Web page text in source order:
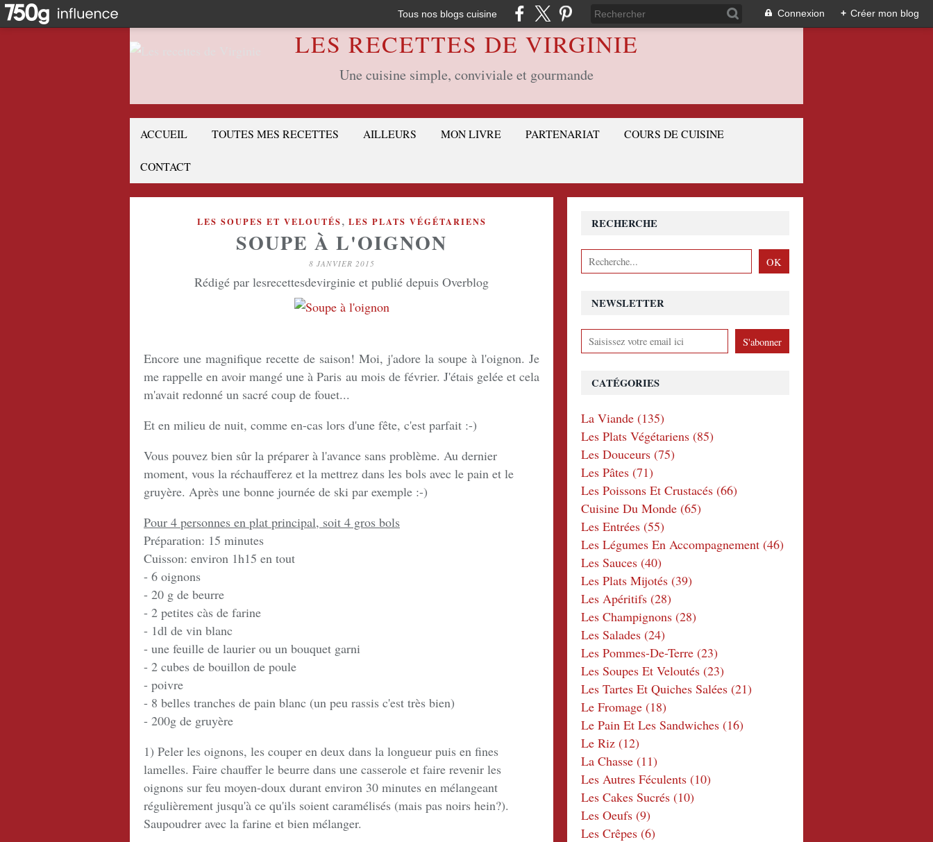
Tous nos blogs cuisine Connexion + Créer mon blog
LES RECETTES DE VIRGINIE
Une cuisine simple, conviviale et gourmande
ACCUEIL TOUTES MES RECETTES AILLEURS MON LIVRE PARTENARIAT COURS DE CUISINE
CONTACT
LES SOUPES ET VELOUTÉS, LES PLATS VÉGÉTARIENS
SOUPE À L'OIGNON
8 JANVIER 2015
Rédigé par lesrecettesdevirginie et publié depuis Overblog
Encore une magnifique recette de saison! Moi, j'adore la soupe à l'oignon. Je
me rappelle en avoir mangé une à Paris au mois de février. J'étais gelée et cela
m'avait redonné un sacré coup de fouet...
Et en milieu de nuit, comme en-cas lors d'une fête, c'est parfait :-)
Vous pouvez bien sûr la préparer à l'avance sans problème. Au dernier
moment, vous la réchaufferez et la mettrez dans les bols avec le pain et le
gruyère. Après une bonne journée de ski par exemple :-)
Pour 4 personnes en plat principal, soit 4 gros bols
Préparation: 15 minutes
Cuisson: environ 1h15 en tout
- 6 oignons
- 20 g de beurre
- 2 petites càs de farine
- 1dl de vin blanc
- une feuille de laurier ou un bouquet garni
- 2 cubes de bouillon de poule
- poivre
- 8 belles tranches de pain blanc (un peu rassis c'est très bien)
- 200g de gruyère
1) Peler les oignons, les couper en deux dans la longueur puis en fines
lamelles. Faire chauffer le beurre dans une casserole et faire revenir les
oignons sur feu moyen-doux durant environ 30 minutes en mélangeant
régulièrement jusqu'à ce qu'ils soient caramélisés (mais pas noirs hein?).
Saupoudrer avec la farine et bien mélanger.
NEWSLETTER
RECHERCHE
CATÉGORIES
La Viande (135)
Les Plats Végétariens (85)
Les Douceurs (75)
Les Pâtes (71)
Les Poissons Et Crustacés (66)
Cuisine Du Monde (65)
Les Entrées (55)
Les Légumes En Accompagnement (46)
Les Sauces (40)
Les Plats Mijotés (39)
Les Apéritifs (28)
Les Champignons (28)
Les Salades (24)
Les Pommes-De-Terre (23)
Les Soupes Et Veloutés (23)
Les Tartes Et Quiches Salées (21)
Le Fromage (18)
Le Pain Et Les Sandwiches (16)
Le Riz (12)
La Chasse (11)
Les Autres Féculents (10)
Les Cakes Sucrés (10)
Les Oeufs (9)
Les Crêpes (6)